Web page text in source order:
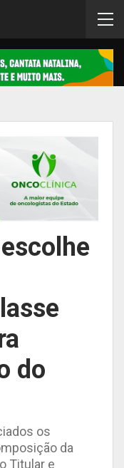
do
os
da
Titular e